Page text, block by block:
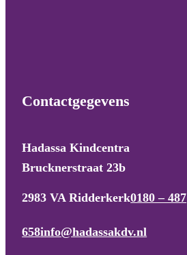
Contactgegevens
Hadassa Kindcentra
Brucknerstraat 23b
2983 VA Ridderkerk0180 – 487
658info@hadassakdv.nl